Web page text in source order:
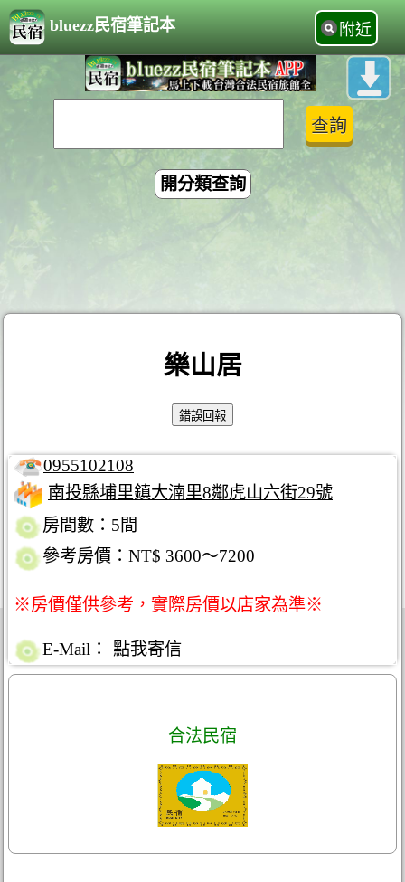
bluezz民宿筆記本 附近
開分類查詢
樂山居
0955102108
南投縣埔里鎮大湳里8鄰虎山六街29號
房間數：5間
參考房價：NT$ 3600～7200
※房價僅供參考，實際房價以店家為準※
E-Mail： 點我寄信
合法民宿